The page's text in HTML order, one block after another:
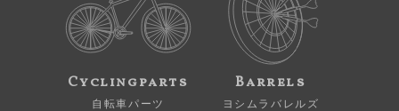
Cyclingparts
自転車パーツ
Barrels
ヨシムラバレルズ